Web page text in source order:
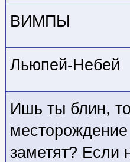
ВИМПЫ
Льюпей-Небей
Ишь ты блин,
заметят? Если